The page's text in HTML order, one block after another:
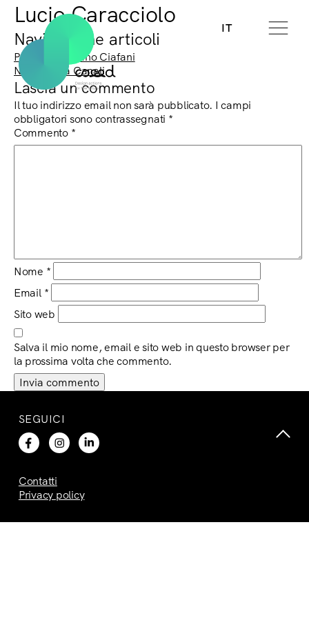
IT
Lucio Caracciolo
Navigazione articoli
Previous:
Stefano Ciafani
Next:
Laura Canali
Lascia un commento
Il tuo indirizzo email non sarà pubblicato. I campi
obbligatori sono contrassegnati *
Commento *
Nome *
Email *
Sito web
Salva il mio nome, email e sito web in questo browser per
la prossima volta che commento.
SEGUICI
Contatti
Privacy policy